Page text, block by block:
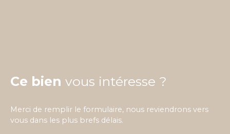
Ce bien vous intéresse ?
Merci de remplir le formulaire, nous reviendrons vers
vous dans les plus brefs délais.